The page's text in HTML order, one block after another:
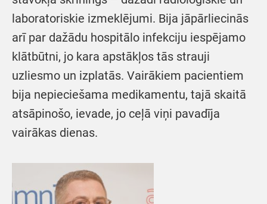
laboratoriskie izmeklējumi. Bija jāpārliecinās
arī par dažādu hospitālo infekciju iespējamo
klātbūtni, jo kara apstākļos tās strauji
uzliesmo un izplatās. Vairākiem pacientiem
bija nepieciešama medikamentu, tajā skaitā
atsāpinošo, ievade, jo ceļā viņi pavadīja
vairākas dienas.